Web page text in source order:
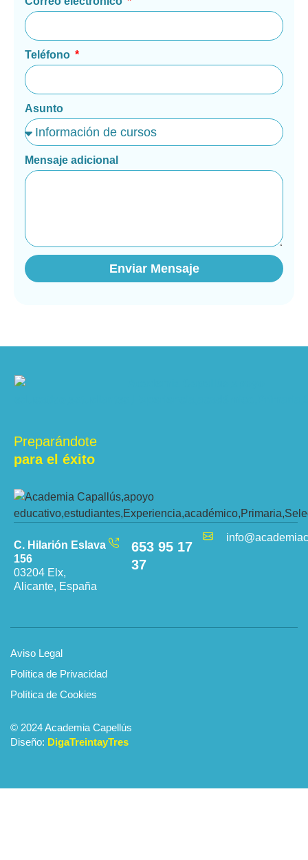
Teléfono
Asunto
Mensaje adicional
Enviar Mensaje
Preparándote
para el éxito
C. Hilarión Eslava
156
03204 Elx,
Alicante, España
653 95 17
37
Aviso Legal
Política de Privacidad
Política de Cookies
© 2024 Academia Capellús
Diseño: DigaTreintayTres